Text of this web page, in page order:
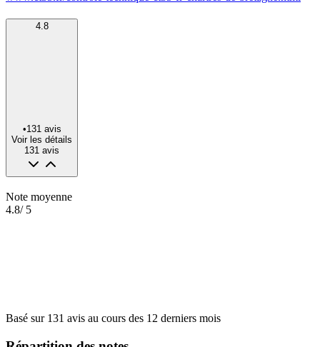
4.8
•131 avis
Voir les détails
131 avis
Note moyenne
4.8/ 5
Basé sur 131 avis au cours des 12 derniers mois